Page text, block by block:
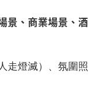
景、商業場景、酒
走燈滅）、氛圍照